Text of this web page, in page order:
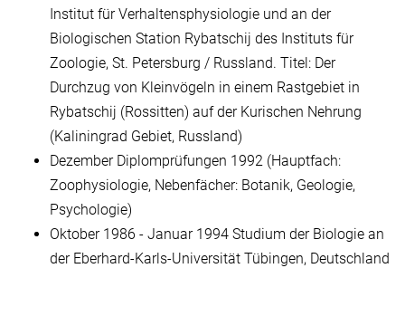
Institut für Verhaltensphysiologie und an der
Biologischen Station Rybatschij des Instituts für
Zoologie, St. Petersburg / Russland. Titel: Der
Durchzug von Kleinvögeln in einem Rastgebiet in
Rybatschij (Rossitten) auf der Kurischen Nehrung
(Kaliningrad Gebiet, Russland)
Dezember Diplomprüfungen 1992 (Hauptfach:
Zoophysiologie, Nebenfächer: Botanik, Geologie,
Psychologie)
Oktober 1986 - Januar 1994 Studium der Biologie an
der Eberhard-Karls-Universität Tübingen, Deutschland